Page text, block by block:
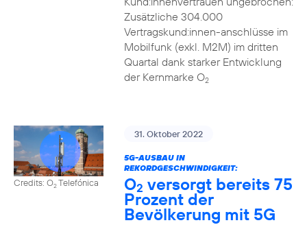
Zusätzliche 304.000
Vertragskund:innen-anschlüsse im
Mobilfunk (exkl. M2M) im dritten
Quartal dank starker Entwicklung
der Kernmarke O2
Credits: O2Telefónica
31. Oktober 2022
5G-AUSBAU IN
REKORDGESCHWINDIGKEIT:
O2 versorgt bereits 75
Prozent der
Bevölkerung mit 5G